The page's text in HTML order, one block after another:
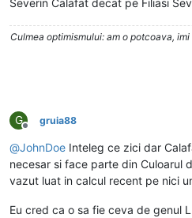
Severin Calafat decat pe Filiasi
Culmea optimismului: am o potcoava,
G
Deconectat
gruia88
@JohnDoe Inteleg ce zici dar
necesar si face parte din Culoarul
vazut luat in calcul recent pe nici
Eu cred ca o sa fie ceva de genul